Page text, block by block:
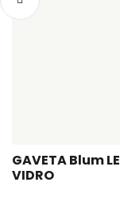
GAVETA Blum
VIDRO